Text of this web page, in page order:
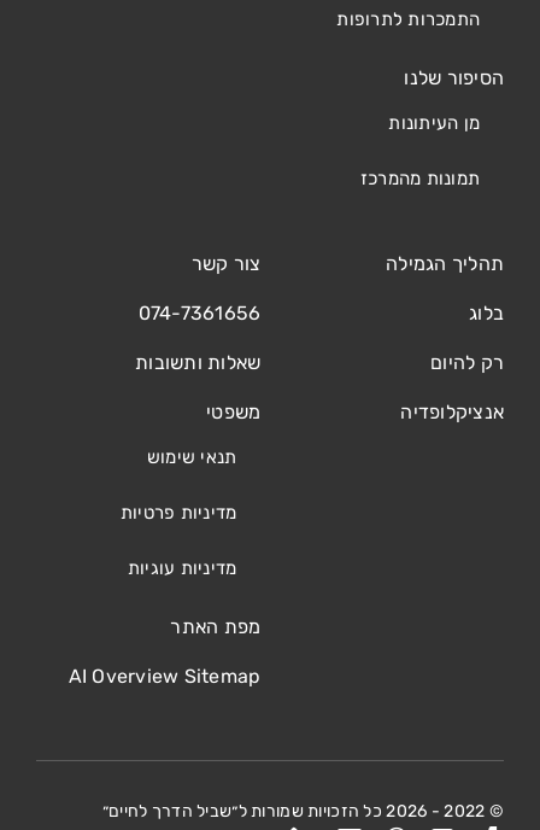
התמכרות לתרופות
הסיפור שלנו
מן העיתונות
תמונות מהמרכז
תהליך הגמילה
בלוג
רק להיום
אנציקלופדיה
צור קשר
074-7361656
שאלות ותשובות
משפטי
תנאי שימוש
מדיניות פרטיות
מדיניות עוגיות
מפת האתר
AI Overview Sitemap
© 2022 - 2026 כל הזכויות שמורות ל״שביל הדרך לחיים״